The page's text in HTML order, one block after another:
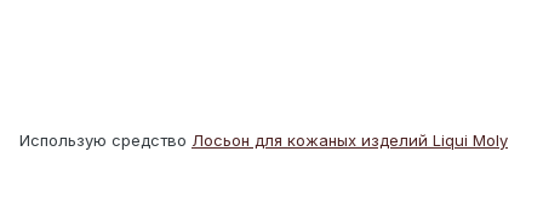
Использую средство Лосьон для кожаных изделий Liqui Moly